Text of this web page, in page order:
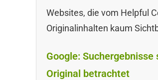
Websites, die vom Helpful
Originalinhalten kaum
Google:
Original betrachtet